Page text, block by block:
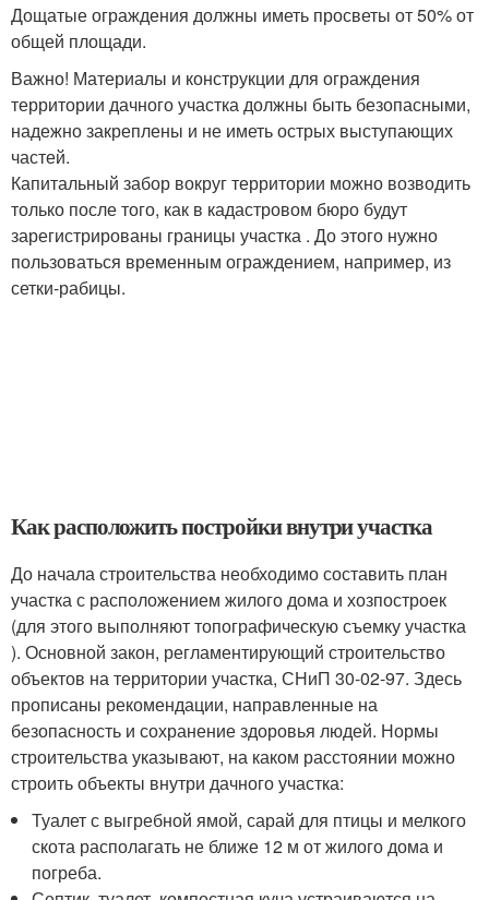
Дощатые ограждения должны иметь просветы от 50% от
общей площади.
Важно! Материалы и конструкции для ограждения
территории дачного участка должны быть безопасными,
надежно закреплены и не иметь острых выступающих
частей.
Капитальный забор вокруг территории можно возводить
только после того, как в кадастровом бюро будут
зарегистрированы границы участка . До этого нужно
пользоваться временным ограждением, например, из
сетки-рабицы.
Как расположить постройки внутри участка
До начала строительства необходимо составить план
участка с расположением жилого дома и хозпостроек
(для этого выполняют топографическую съемку участка
). Основной закон, регламентирующий строительство
объектов на территории участка, СНиП 30-02-97. Здесь
прописаны рекомендации, направленные на
безопасность и сохранение здоровья людей. Нормы
строительства указывают, на каком расстоянии можно
строить объекты внутри дачного участка:
Туалет с выгребной ямой, сарай для птицы и мелкого
скота располагать не ближе 12 м от жилого дома и
погреба.